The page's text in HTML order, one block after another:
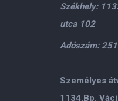
Székhely:
utca 102
Adószám:
Személyes
1134.Bp.